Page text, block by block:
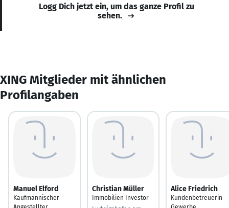
Logg Dich jetzt ein, um das ganze Profil zu
sehen.
XING Mitglieder mit ähnlichen
Profilangaben
Manuel Elford
Kaufmännischer
Christian Müller
Immobilien Investor
Alice Friedrich
Kundenbetreuerin